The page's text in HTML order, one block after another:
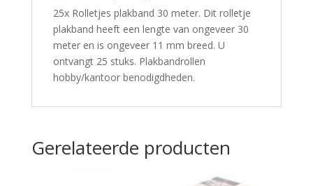
25x Rolletjes plakband 30 meter. Dit rolletje
plakband heeft een lengte van ongeveer 30
meter en is ongeveer 11 mm breed. U
ontvangt 25 stuks. Plakbandrollen
hobby/kantoor benodigdheden.
Gerelateerde producten